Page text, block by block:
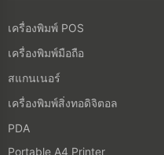
เครื่องพิมพ์ POS
เครื่องพิมพ์มือถือ
สแกนเนอร์
เครื่องพิมพ์สิ่งทอดิจิตอล
PDA
Portable A4 Printer